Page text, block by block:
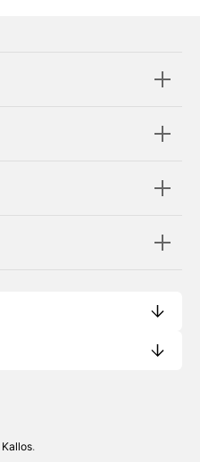
Kallos.